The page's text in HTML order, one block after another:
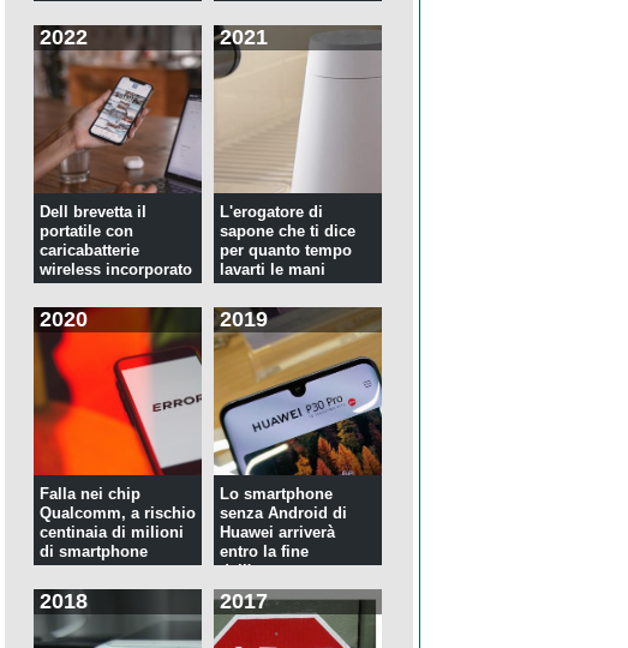
2022
Dell brevetta il
portatile con
caricabatterie
wireless incorporato
2021
L'erogatore di
sapone che ti dice
per quanto tempo
lavarti le mani
2020
Falla nei chip
Qualcomm, a rischio
centinaia di milioni
di smartphone
2019
Lo smartphone
senza Android di
Huawei arriverà
entro la fine
dell'anno
2018 2017